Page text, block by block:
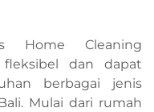
Home Cleaning
fleksibel dan dapat
berbagai jenis
Mulai dari rumah